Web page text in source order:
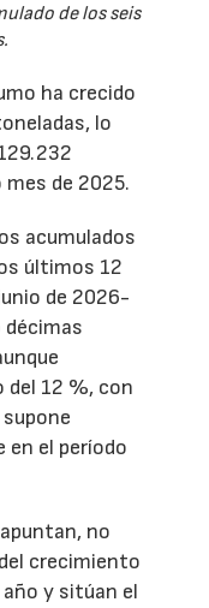
de los seis
ha crecido
lo
de 2025.
acumulados
últimos 12
de 2026-
12 %, con
en el período
no
crecimiento
y sitúan el